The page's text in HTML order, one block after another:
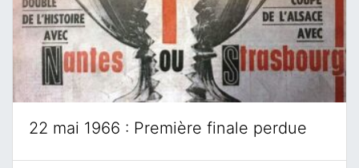
22 mai 1966 : Première finale perdue